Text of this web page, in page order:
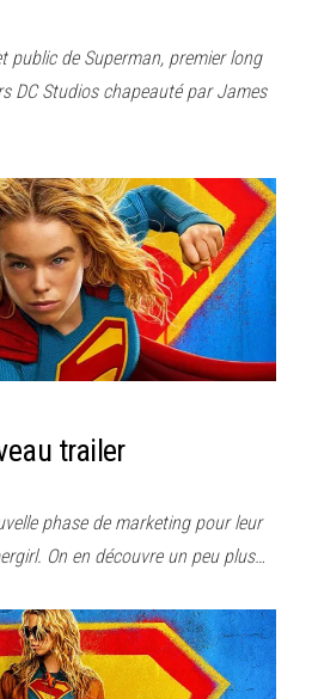
public de Superman, premier long
DC Studios chapeauté par James
trailer
phase de marketing pour leur
On en découvre un peu plus…